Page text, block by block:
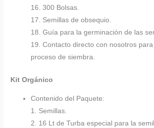
16. 300 Bolsas.
17. Semillas de obsequio.
18. Guía para la germinación de las
19. Contacto directo con nosotros
proceso de siembra.
Kit Orgánico
Contenido del Paquete:
1. Semillas.
2. 16 Lt de Turba especial para la